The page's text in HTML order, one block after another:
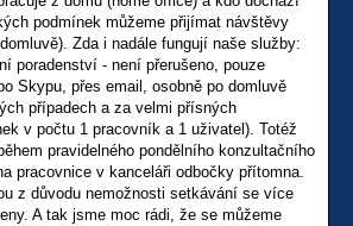
podmínek můžeme přijímat návštěvy
Zda i nadále fungují naše služby:
poradenství - není přerušeno, pouze
Skypu, přes email, osobně po domluvě
případech a za velmi přísných
v počtu 1 pracovník a 1 uživatel). Totéž
pravidelného pondělního konzultačního
pracovnice v kanceláři odbočky přítomna.
z důvodu nemožnosti setkávání se více
A tak jsme moc rádi, že se můžeme